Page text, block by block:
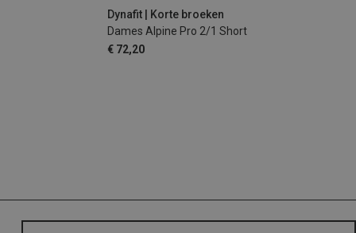
Dynafit | Korte broeken
Dames Alpine Pro 2/1 Short
€ 72,20